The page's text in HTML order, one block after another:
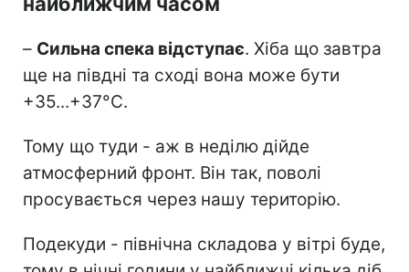
– Сильна спека відступає. Хіба що завтра
ще на півдні та сході вона може бути
+35...+37°С.
Тому що туди - аж в неділю дійде
атмосферний фронт. Він так, поволі
просувається через нашу територію.
Подекуди - північна складова у вітрі буде,